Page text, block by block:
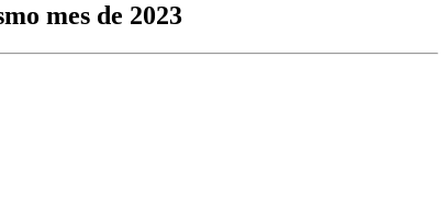
mes de 2023